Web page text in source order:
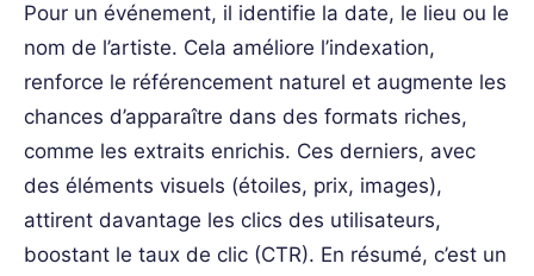
Pour un événement, il identifie la date, le lieu ou le
nom de l’artiste. Cela améliore l’indexation,
renforce le référencement naturel et augmente les
chances d’apparaître dans des formats riches,
comme les extraits enrichis. Ces derniers, avec
des éléments visuels (étoiles, prix, images),
attirent davantage les clics des utilisateurs,
boostant le taux de clic (CTR). En résumé, c’est un